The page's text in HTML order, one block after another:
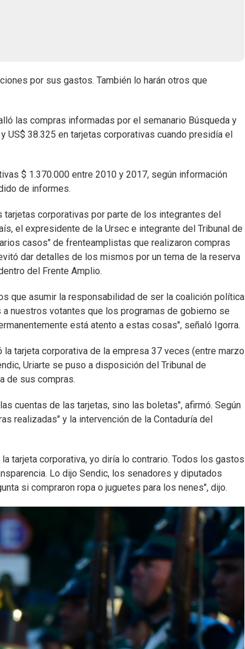
por sus gastos. También lo harán otros que
las compras informadas por el semanario Búsqueda y
US$ 38.325 en tarjetas corporativas cuando presidía el
$ 1.370.000 entre 2010 y 2017, según información
de informes.
corporativas por parte de los integrantes del
el expresidente de la Ursec e integrante del Tribunal de
casos" de frenteamplistas que realizaron compras
dar detalles de los mismos por un tema de la reserva
del Frente Amplio.
que asumir la responsabilidad de ser la coalición política
nuestros votantes que los programas de gobierno se
está atento a estas cosas", señaló Igorra.
tarjeta corporativa de la empresa 37 veces (entre marzo
Uriarte se puso a disposición del Tribunal de
de sus compras.
cuentas de las tarjetas, sino las boletas", afirmó. Según
realizadas" y la intervención de la Contaduría del
tarjeta corporativa, yo diría lo contrario. Todos los gastos
Lo dijo Sendic, los senadores y diputados
si compraron ropa o juguetes para los nenes", dijo.